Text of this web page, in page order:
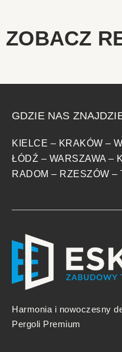
ZOBACZ
GDZIE NAS
KIELCE – KRAKÓW –
ŁÓDŹ – WARSZAWA –
RADOM – RZESZÓW –
Harmonia i nowoczesny
Pergoli Premium